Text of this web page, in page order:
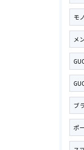
モ
メ
ブ
ポ